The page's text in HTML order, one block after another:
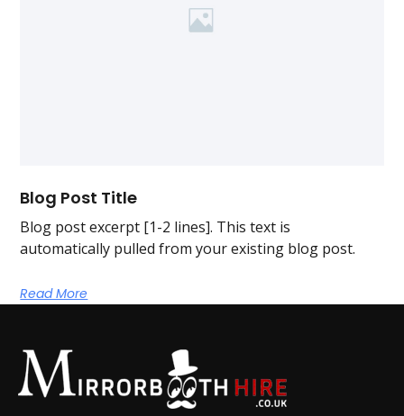
Blog Post Title
Blog post excerpt [1-2 lines]. This text is
automatically pulled from your existing blog post.
Read More